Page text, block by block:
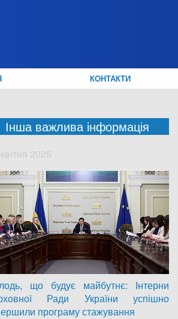
КОНТАКТИ
Інша важлива інформація
2025
що будує майбутнє: Інтерни
Ради України успішно
програму стажування